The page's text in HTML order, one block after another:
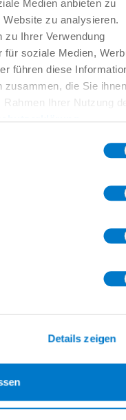
Medien anbieten zu
zu analysieren.
zu Ihrer Verwendung
für soziale Medien,
führen diese
zusammen, die Sie ihnen
Ihrer Nutzung
Details zeigen